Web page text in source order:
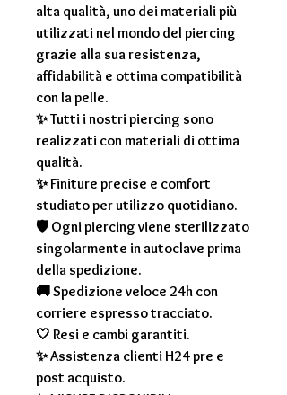
alta qualità, uno dei materiali più
utilizzati nel mondo del piercing
grazie alla sua resistenza,
affidabilità e ottima compatibilità
con la pelle.
✨ Tutti i nostri piercing sono
realizzati con materiali di ottima
qualità.
✨ Finiture precise e comfort
studiato per utilizzo quotidiano.
🛡 Ogni piercing viene sterilizzato
singolarmente in autoclave prima
della spedizione.
🚚 Spedizione veloce 24h con
corriere espresso tracciato.
🤍 Resi e cambi garantiti.
✨ Assistenza clienti H24 pre e
post acquisto.